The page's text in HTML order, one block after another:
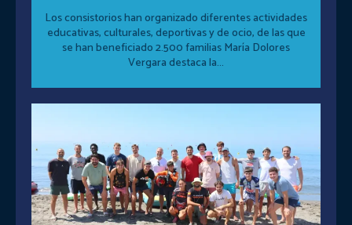
Los consistorios han organizado diferentes actividades
educativas, culturales, deportivas y de ocio, de las que
se han beneficiado 2.500 familias María Dolores
Vergara destaca la...